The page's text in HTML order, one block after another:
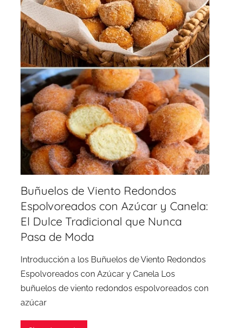
Buñuelos de Viento Redondos
Espolvoreados con Azúcar y Canela:
El Dulce Tradicional que Nunca
Pasa de Moda
Introducción a los Buñuelos de Viento Redondos
Espolvoreados con Azúcar y Canela Los
buñuelos de viento redondos espolvoreados con
azúcar